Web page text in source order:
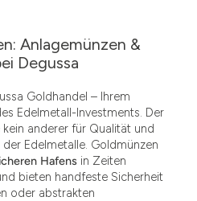
Anlagemünzen &
Degussa
Goldhandel – Ihrem
Edelmetall-Investments. Der
anderer für Qualität und
der Edelmetalle. Goldmünzen
Hafens in Zeiten
bieten handfeste Sicherheit
oder abstrakten